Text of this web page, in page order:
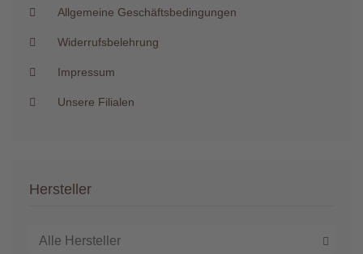
Allgemeine Geschäftsbedingungen
Widerrufsbelehrung
Impressum
Unsere Filialen
Hersteller